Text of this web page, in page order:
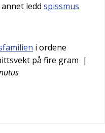
annet ledd spissmus
i ordene
på fire gram |